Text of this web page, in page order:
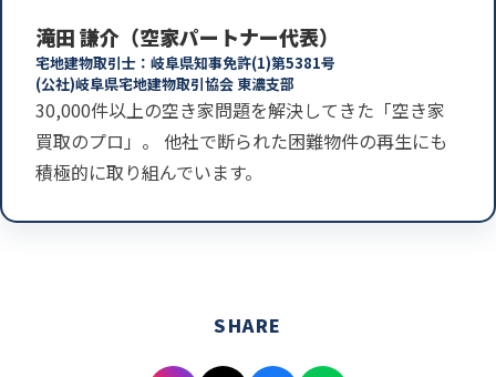
滝田 謙介（空家パートナー代表）
宅地建物取引士：岐阜県知事免許(1)第5381号
(公社)岐阜県宅地建物取引協会 東濃支部
30,000件以上の空き家問題を解決してきた「空き家
買取のプロ」。 他社で断られた困難物件の再生にも
積極的に取り組んでいます。
SHARE